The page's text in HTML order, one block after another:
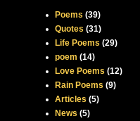
Poems (39)
Quotes (31)
Life Poems (29)
poem (14)
Love Poems (12)
Rain Poems (9)
Articles (5)
News (5)